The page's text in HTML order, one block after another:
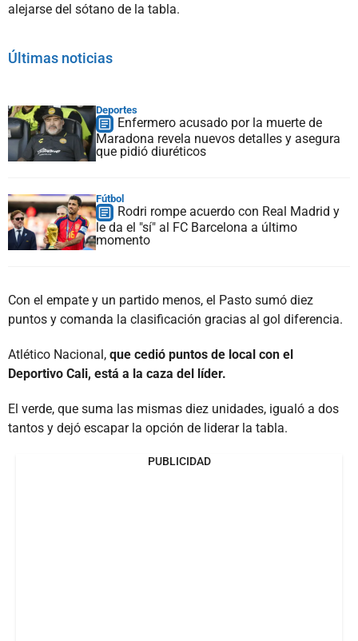
alejarse del sótano de la tabla.
Últimas noticias
Deportes
Enfermero acusado por la muerte de
Maradona revela nuevos detalles y asegura
que pidió diuréticos
Fútbol
Rodri rompe acuerdo con Real Madrid y
le da el "sí" al FC Barcelona a último
momento
Con el empate y un partido menos, el Pasto sumó diez
puntos y comanda la clasificación gracias al gol diferencia.
Atlético Nacional, que cedió puntos de local con el
Deportivo Cali, está a la caza del líder.
El verde, que suma las mismas diez unidades, igualó a dos
tantos y dejó escapar la opción de liderar la tabla.
PUBLICIDAD